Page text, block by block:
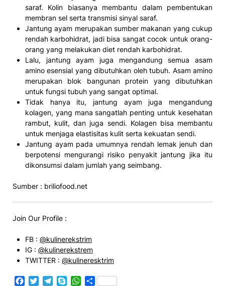
saraf. Kolin biasanya membantu dalam pembentukan
membran sel serta transmisi sinyal saraf.
Jantung ayam merupakan sumber makanan yang cukup
rendah karbohidrat, jadi bisa sangat cocok untuk orang-
orang yang melakukan diet rendah karbohidrat.
Lalu, jantung ayam juga mengandung semua asam
amino esensial yang dibutuhkan oleh tubuh. Asam amino
merupakan blok bangunan protein yang dibutuhkan
untuk fungsi tubuh yang sangat optimal.
Tidak hanya itu, jantung ayam juga mengandung
kolagen, yang mana sangatlah penting untuk kesehatan
rambut, kulit, dan juga sendi. Kolagen bisa membantu
untuk menjaga elastisitas kulit serta kekuatan sendi.
Jantung ayam pada umumnya rendah lemak jenuh dan
berpotensi mengurangi risiko penyakit jantung jika itu
dikonsumsi dalam jumlah yang seimbang.
Sumber : briliofood.net
Join Our Profile :
FB : @kulinerekstrim
IG : @kulinerekstrem
TWITTER : @kulineresktrim
Facebook
TwitterTelegram
SkypeWhatsApp
Share